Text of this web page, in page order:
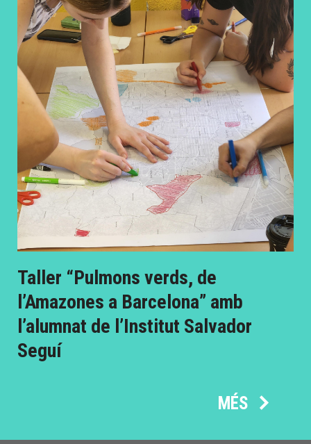
Taller “Pulmons verds, de
l’Amazones a Barcelona” amb
l’alumnat de l’Institut Salvador
Seguí
MÉS